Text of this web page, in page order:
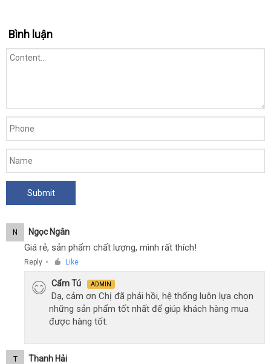
Vật
Giả
PrettyLove
Kích
Thích
Bình luận
N Ngọc Ngân
Giá rẻ, sản phẩm chất lượng, mình rất thích!
Reply ● Like
Cẩm Tú ADMIN
Dạ, cảm ơn Chị đã phải hồi, hệ thống luôn lựa chọn
những sản phẩm tốt nhất để giúp khách hàng mua
được hàng tốt.
T Thanh Hải